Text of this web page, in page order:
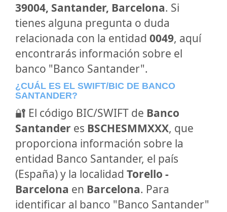
39004, Santander, Barcelona. Si
tienes alguna pregunta o duda
relacionada con la entidad 0049, aquí
encontrarás información sobre el
banco "Banco Santander".
¿CUÁL ES EL SWIFT/BIC DE BANCO
SANTANDER?
🔐 El código BIC/SWIFT de Banco
Santander es BSCHESMMXXX, que
proporciona información sobre la
entidad Banco Santander, el país
(España) y la localidad Torello -
Barcelona en Barcelona. Para
identificar al banco "Banco Santander"